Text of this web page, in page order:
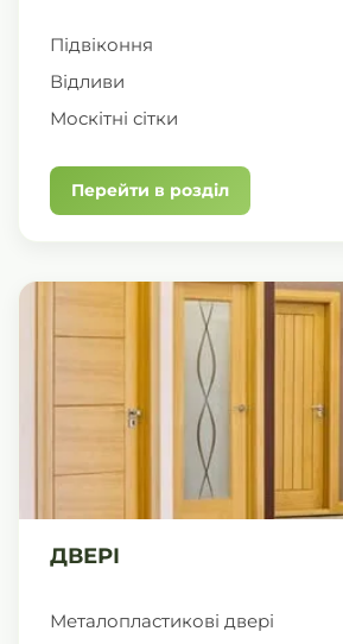
Підвіконня
Відливи
Москітні сітки
Перейти в розділ
ДВЕРІ
Металопластикові двері